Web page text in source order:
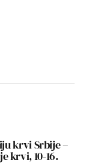
krvi Srbije –
krvi, 10-16.